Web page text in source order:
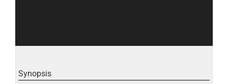
Synopsis